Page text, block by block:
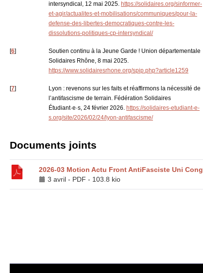
intersyndical, 12 mai 2025. https://solidaires.org/sinformer-
et-agir/actualites-et-mobilisations/communiques/pour-la-
defense-des-libertes-democratiques-contre-les-
dissolutions-politiques-cp-intersyndical/
[6]
Soutien continu à la Jeune Garde ! Union départementale
Solidaires Rhône, 8 mai 2025.
https://www.solidairesrhone.org/spip.php?article1259
[7]
Lyon : revenons sur les faits et réaffirmons la nécessité de
l’antifascisme de terrain. Fédération Solidaires
Étudiant·e·s, 24 février 2026. https://solidaires-etudiant-e-
s.org/site/2026/02/24/lyon-antifascisme/
Documents joints
2026-03 Motion Actu Front AntiFasciste Uni
3 avril - PDF - 103.8 kio